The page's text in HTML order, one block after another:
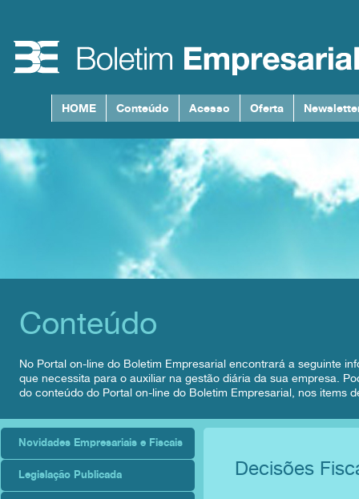
Oferta
Acesso
Conteúdo
HOME
Conteúdo
No Portal on-line do Boletim Empresarial encontrará a seguinte
que necessita para o auxiliar na gestão diária da sua empresa.
do conteúdo do Portal on-line do Boletim Empresarial, nos items
Novidades Empresariais e Fiscais
Legislação Publicada Decisões